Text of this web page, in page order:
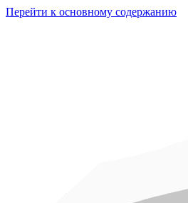
Перейти к основному содержанию